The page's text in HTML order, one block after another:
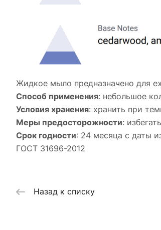
Жидкое мыло предназначено для
Способ применения: небольшое
Условия хранения: хранить при
Меры предосторожности:
Срок годности: 24 месяца с даты
ГОСТ 31696-2012
Назад к списку